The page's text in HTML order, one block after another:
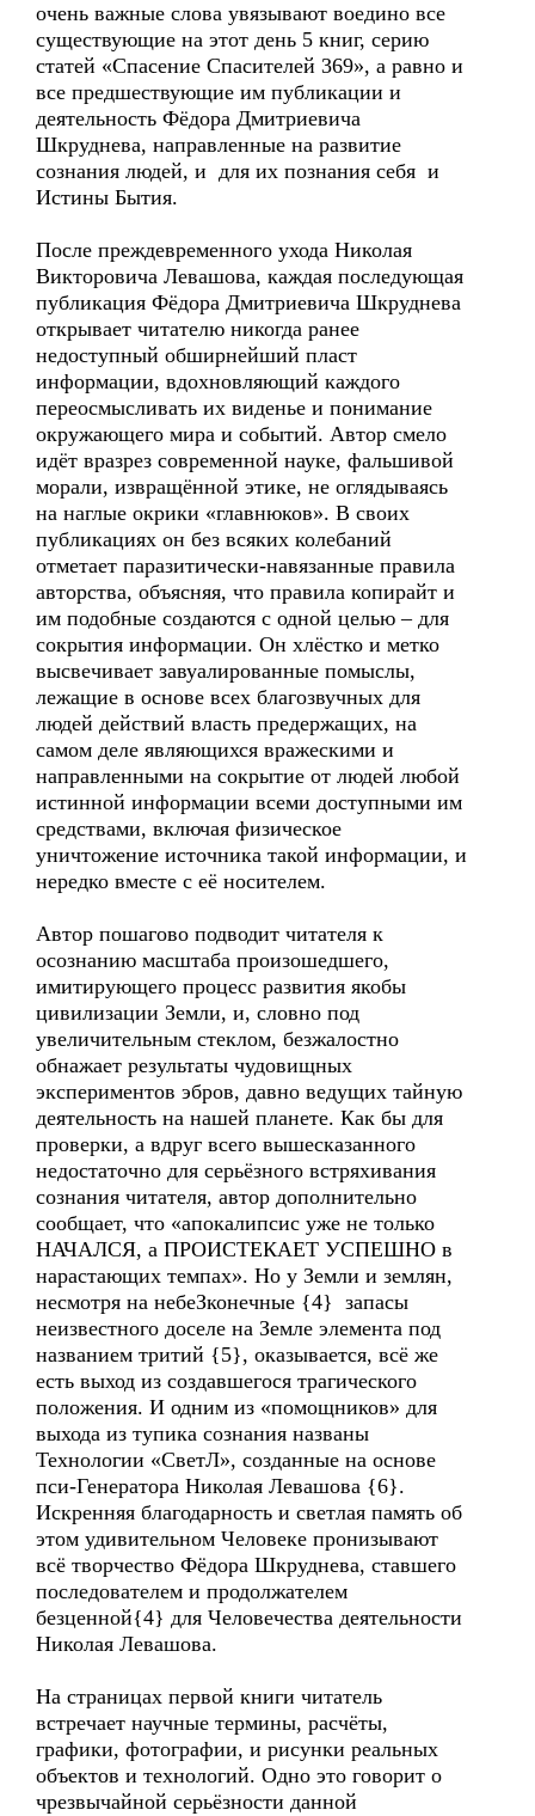
очень важные слова увязывают воедино все
существующие на этот день 5 книг, серию
статей «Спасение Спасителей 369», а равно и
все предшествующие им публикации и
деятельность Фёдора Дмитриевича
Шкруднева, направленные на развитие
сознания людей, и для их познания себя и
Истины Бытия.
После преждевременного ухода Николая
Викторовича Левашова, каждая последующая
публикация Фёдора Дмитриевича Шкруднева
открывает читателю никогда ранее
недоступный обширнейший пласт
информации, вдохновляющий каждого
переосмысливать их виденье и понимание
окружающего мира и событий. Автор смело
идёт вразрез современной науке, фальшивой
морали, извращённой этике, не оглядываясь
на наглые окрики «главнюков». В своих
публикациях он без всяких колебаний
отметает паразитически-навязанные правила
авторства, объясняя, что правила копирайт и
им подобные создаются с одной целью – для
сокрытия информации. Он хлёстко и метко
высвечивает завуалированные помыслы,
лежащие в основе всех благозвучных для
людей действий власть предержащих, на
самом деле являющихся вражескими и
направленными на сокрытие от людей любой
истинной информации всеми доступными им
средствами, включая физическое
уничтожение источника такой информации, и
нередко вместе с её носителем.
Автор пошагово подводит читателя к
осознанию масштаба произошедшего,
имитирующего процесс развития якобы
цивилизации Земли, и, словно под
увеличительным стеклом, безжалостно
обнажает результаты чудовищных
экспериментов эбров, давно ведущих тайную
деятельность на нашей планете. Как бы для
проверки, а вдруг всего вышесказанного
недостаточно для серьёзного встряхивания
сознания читателя, автор дополнительно
сообщает, что «апокалипсис уже не только
НАЧАЛСЯ, а ПРОИСТЕКАЕТ УСПЕШНО в
нарастающих темпах». Но у Земли и землян,
несмотря на небеЗконечные {4} запасы
неизвестного доселе на Земле элемента под
названием тритий {5}, оказывается, всё же
есть выход из создавшегося трагического
положения. И одним из «помощников» для
выхода из тупика сознания названы
Технологии «СветЛ», созданные на основе
пси-Генератора Николая Левашова {6}.
Искренняя благодарность и светлая память об
этом удивительном Человеке пронизывают
всё творчество Фёдора Шкруднева, ставшего
последователем и продолжателем
безценной{4} для Человечества деятельности
Николая Левашова.
На страницах первой книги читатель
встречает научные термины, расчёты,
графики, фотографии, и рисунки реальных
объектов и технологий. Одно это говорит о
чрезвычайной серьёзности данной